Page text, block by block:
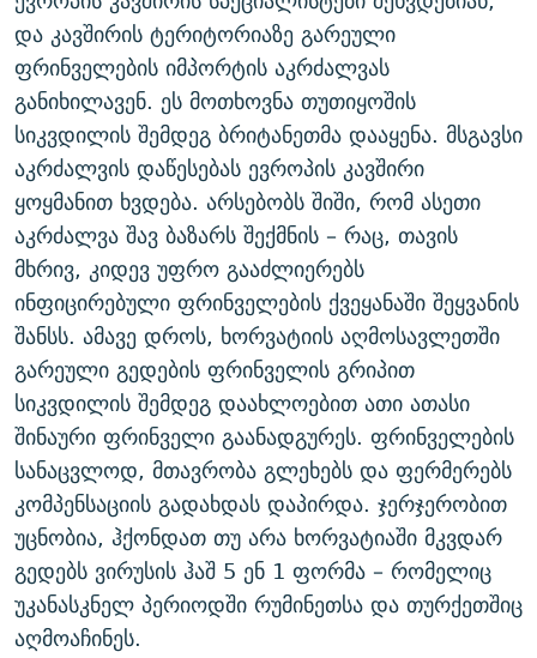
და კავშირის ტერიტორიაზე გარეული
ფრინველების იმპორტის აკრძალვას
განიხილავენ. ეს მოთხოვნა თუთიყოშის
სიკვდილის შემდეგ ბრიტანეთმა დააყენა. მსგავსი
აკრძალვის დაწესებას ევროპის კავშირი
ყოყმანით ხვდება. არსებობს შიში, რომ ასეთი
აკრძალვა შავ ბაზარს შექმნის – რაც, თავის
მხრივ, კიდევ უფრო გააძლიერებს
ინფიცირებული ფრინველების ქვეყანაში შეყვანის
შანსს. ამავე დროს, ხორვატიის აღმოსავლეთში
გარეული გედების ფრინველის გრიპით
სიკვდილის შემდეგ დაახლოებით ათი ათასი
შინაური ფრინველი გაანადგურეს. ფრინველების
სანაცვლოდ, მთავრობა გლეხებს და ფერმერებს
კომპენსაციის გადახდას დაპირდა. ჯერჯერობით
უცნობია, ჰქონდათ თუ არა ხორვატიაში მკვდარ
გედებს ვირუსის ჰაშ 5 ენ 1 ფორმა – რომელიც
უკანასკნელ პერიოდში რუმინეთსა და თურქეთშიც
აღმოაჩინეს.